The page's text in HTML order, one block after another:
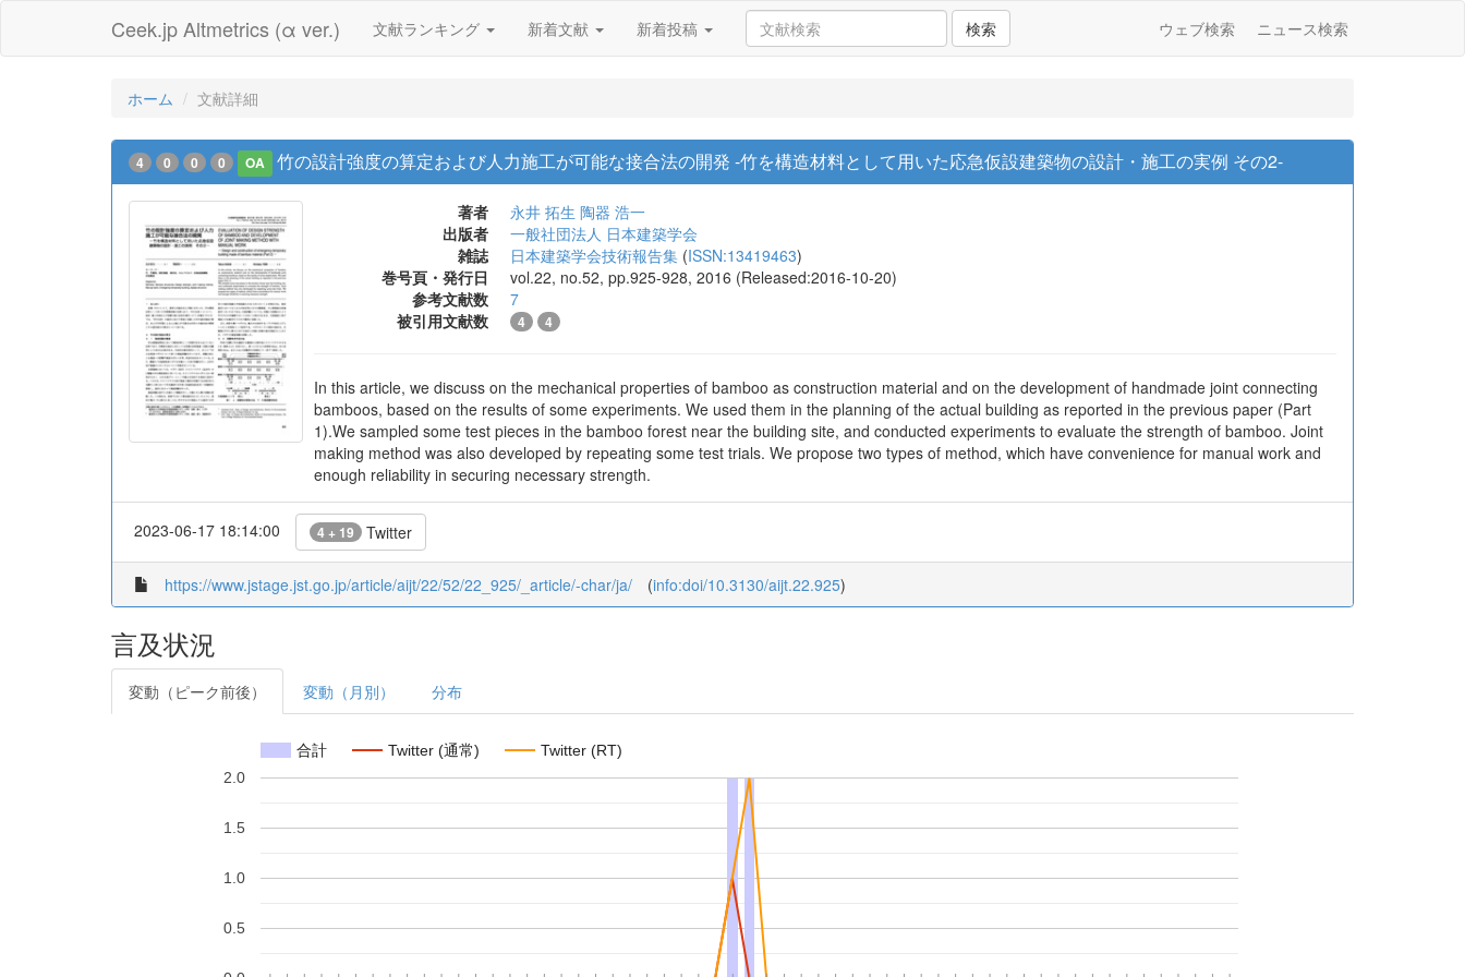
Ceek.jp Altmetrics (α ver.) 文献ランキング 新着文献 新着投稿 検索 ウェブ検索 ニュース検索
ホーム 文献詳細
4 0 0 0 OA 竹の設計強度の算定および人力施工が可能な接合法の開発 -竹を構造材料として用いた応急仮設建築物の設計・施工の実例 その2-
著者 永井 拓生 陶器 浩一
出版者
一般社団法人 日本建築学会
雑誌
日本建築学会技術報告集 (ISSN:13419463)
巻号頁・発行日
vol.22, no.52, pp.925-928, 2016 (Released:2016-10-20)
参考文献数
7
被引用文献数
4 4
In this article, we discuss on the mechanical properties of bamboo as construction material and on the development of handmade joint connecting
bamboos, based on the results of some experiments. We used them in the planning of the actual building as reported in the previous paper (Part
1).We sampled some test pieces in the bamboo forest near the building site, and conducted experiments to evaluate the strength of bamboo. Joint
making method was also developed by repeating some test trials. We propose two types of method, which have convenience for manual work and
enough reliability in securing necessary strength.
2023-06-17 18:14:00 4 + 19 Twitter
https://www.jstage.jst.go.jp/article/aijt/22/52/22_925/_article/-char/ja/ (info:doi/10.3130/aijt.22.925)
言及状況
変動（ピーク前後） 変動（月別） 分布
合計 Twitter (通常) Twitter (RT)
0.5
1.0
1.5
2.0